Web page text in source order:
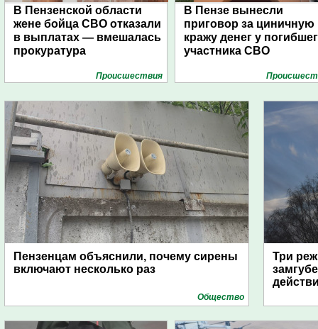
В Пензенской области
жене бойца СВО отказали
в выплатах — вмешалась
прокуратура
Проиcшествия
В Пензе вынесли
приговор за циничную
кражу денег у
участника СВО
Пензенцам объяснили, почему сирены
включают несколько раз
Общество
Три